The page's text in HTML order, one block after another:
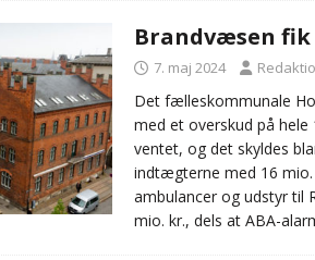
Brandvæsen fik
7. maj 2024
Det fælleskommunale
med et overskud på
ventet, og det skyldes
indtægterne med 16
ambulancer og udstyr til
mio. kr., dels at ABA-